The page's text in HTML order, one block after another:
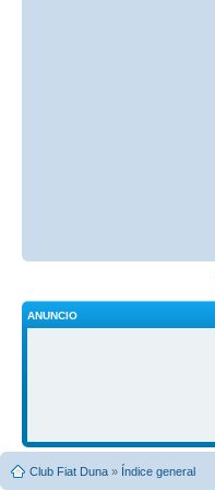
ANUNCIO
Club Fiat Duna » Índice general